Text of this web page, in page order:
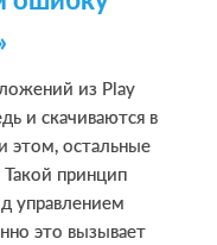
из Play
и скачиваются в
этом, остальные
принцип
управлением
это вызывает